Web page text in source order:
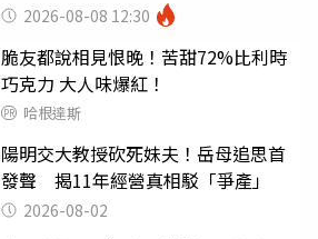
2026-08-08 12:30
脆友都說相見恨晚！苦甜72%比利時
巧克力 大人味爆紅！
哈根達斯
陽明交大教授砍死妹夫！岳母追思首
發聲 揭11年經營真相駁「爭產」
2026-08-02